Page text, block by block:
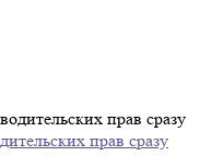
прав сразу